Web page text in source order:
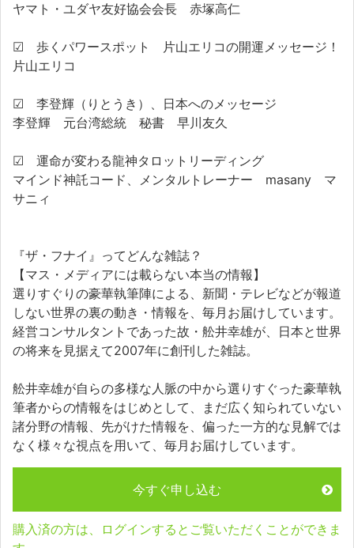
ヤマト・ユダヤ友好協会会長 赤塚高仁
☑ 歩くパワースポット 片山エリコの開運メッセージ！
片山エリコ
☑ 李登輝（りとうき）、日本へのメッセージ
李登輝 元台湾総統 秘書 早川友久
☑ 運命が変わる龍神タロットリーディング
マインド神託コード、メンタルトレーナー masany マ
サニィ
『ザ・フナイ』ってどんな雑誌？
【マス・メディアには載らない本当の情報】
選りすぐりの豪華執筆陣による、新聞・テレビなどが報道
しない世界の裏の動き・情報を、毎月お届けしています。
経営コンサルタントであった故・舩井幸雄が、日本と世界
の将来を見据えて2007年に創刊した雑誌。
舩井幸雄が自らの多様な人脈の中から選りすぐった豪華執
筆者からの情報をはじめとして、まだ広く知られていない
諸分野の情報、先がけた情報を、偏った一方的な見解では
なく様々な視点を用いて、毎月お届けしています。
今すぐ申し込む
購入済の方は、ログインするとご覧いただくことができま